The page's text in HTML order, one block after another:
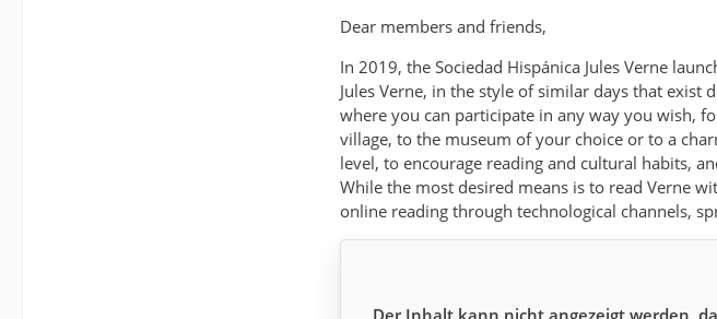
Dear members and friends,
In 2019, the Sociedad Hispánica Jules Verne
Jules Verne, in the style of similar days that
where you can participate in any way you wish,
village, to the museum of your choice or to a
level, to encourage reading and cultural habits,
While the most desired means is to read Verne
online reading through technological channels,
Der Inhalt kann nicht angezeigt werden,